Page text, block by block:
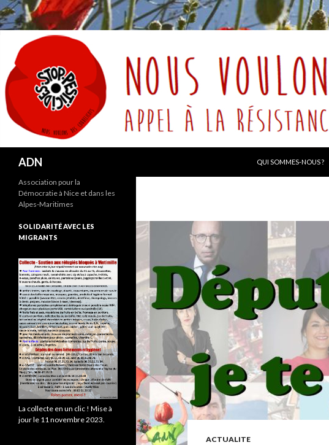
ADN
QUI SOMMES-NOUS ?
ACTUALITE
Association pour la
Démocratie à Nice et dans les
Alpes-Maritimes
SOLIDARITÉ AVEC LES
MIGRANTS
La collecte en un clic ! Mise à
jour le 11 novembre 2023.